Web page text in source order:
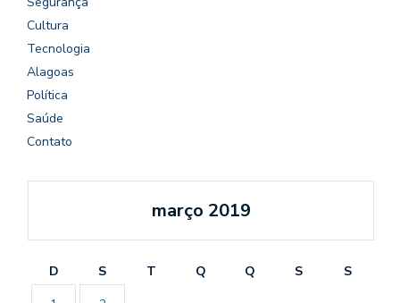
Cultura
Tecnologia
Alagoas
Política
Saúde
Contato
março 2019
D S T Q Q S
S